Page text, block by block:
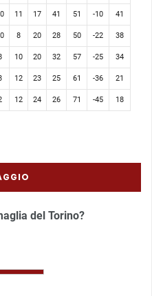
11 17 41 51 -10 41
8 20 28 50 -22 38
10 20 32 57 -25 34
12 23 25 61 -36 21
12 24 26 71 -45 18
del Torino?